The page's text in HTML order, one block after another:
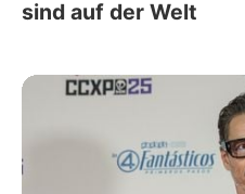
sind auf der Welt